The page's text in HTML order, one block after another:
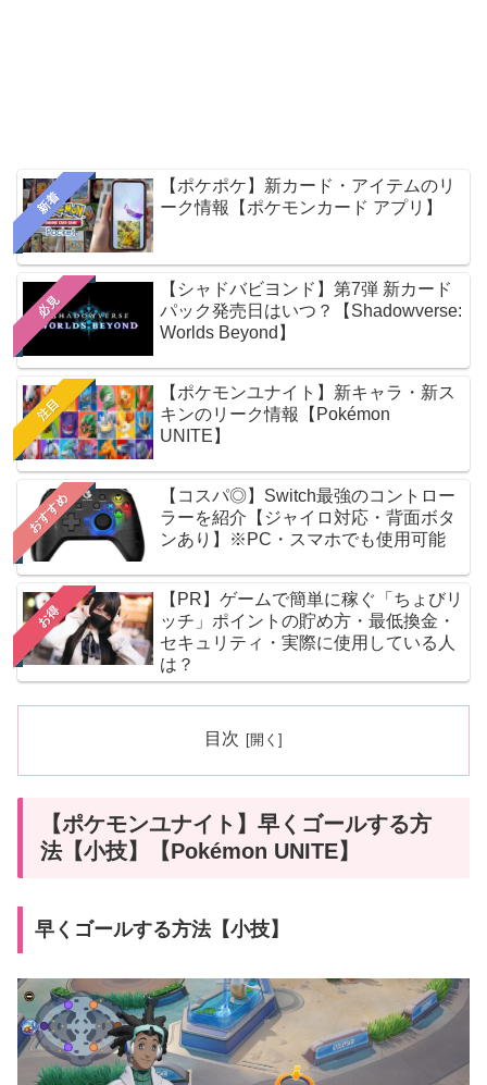
新着
【ポケポケ】新カード・アイテムのリ
ーク情報【ポケモンカード アプリ】
必見
【シャドバビヨンド】第7弾 新カード
パック発売日はいつ？【Shadowverse:
Worlds Beyond】
注目
【ポケモンユナイト】新キャラ・新ス
キンのリーク情報【Pokémon
UNITE】
おすすめ
【コスパ◎】Switch最強のコントロー
ラーを紹介【ジャイロ対応・背面ボタ
ンあり】※PC・スマホでも使用可能
お得
【PR】ゲームで簡単に稼ぐ「ちょびリ
ッチ」ポイントの貯め方・最低換金・
セキュリティ・実際に使用している人
は？
目次
【ポケモンユナイト】早くゴールする方
法【小技】【Pokémon UNITE】
早くゴールする方法【小技】